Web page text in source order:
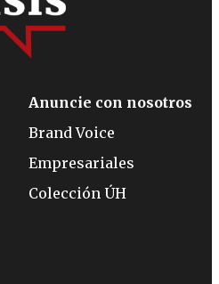
Anuncie con nosotros
Brand Voice
Empresariales
Colección ÚH